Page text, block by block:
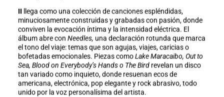
II llega como una colección de canciones espléndidas,
minuciosamente construidas y grabadas con pasión, donde
conviven la evocación íntima y la intensidad eléctrica. El
álbum abre con Needles, una declaración rotunda que marca
el tono del viaje: temas que son agujas, viajes, caricias o
bofetadas emocionales. Piezas comoLake Maracaibo, Out to
Sea, Blood on Everybody’s Hands o The Bird revelan un disco
tan variado como inquieto, donde resuenan ecos de
americana, electrónica, pop elegante y rock abrasivo, todo
unido por la voz personalísima del artista.